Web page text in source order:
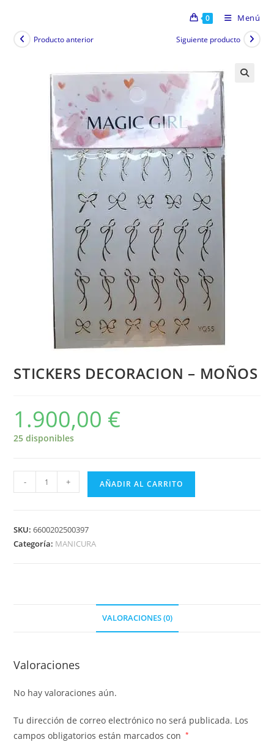
0 Menú
Producto anterior Siguiente producto
STICKERS DECORACION – MOÑOS
1.900,00 €
25 disponibles
- + AÑADIR AL CARRITO
SKU:6600202500397
Categoría: MANICURA
VALORACIONES (0)
Valoraciones
No hay valoraciones aún.
Tu dirección de correo electrónico no será publicada. Los
campos obligatorios están marcados con
*